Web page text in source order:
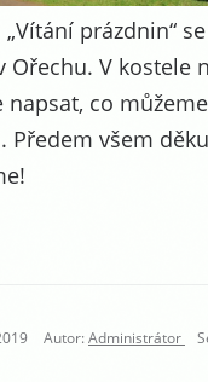
prázdnin“
Ořechu. V kostele
napsat, co
Předem všem
Autor:Administrátor